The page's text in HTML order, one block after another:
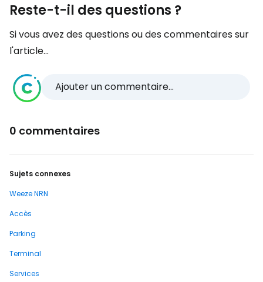
Reste-t-il des questions ?
Si vous avez des questions ou des commentaires sur
l'article...
Ajouter un commentaire...
0 commentaires
Sujets connexes
Weeze NRN
Accès
Parking
Terminal
Services